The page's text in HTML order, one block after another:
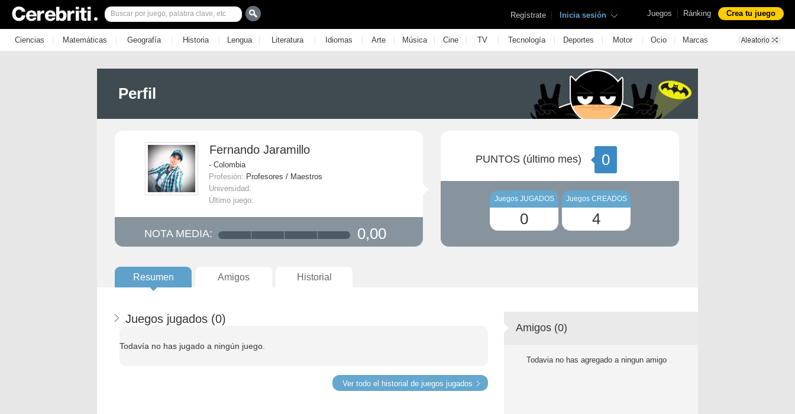
Juegos | Ránking Crea tu juego
Regístrate | Inicia sesión
Ciencias | Matemáticas | Geografía | Historia | Lengua | Literatura | Idiomas | Arte | Música | Cine | TV | Tecnología | Deportes | Motor | Ocio | Marcas
Perfil
Fernando Jaramillo
- Colombia
Profesión: Profesores / Maestros
Universidad:
Último juego:
NOTA MEDIA: 0,00
PUNTOS (último mes) 0
Juegos JUGADOS
0
Juegos CREADOS
4
Resumen Amigos Historial
Juegos jugados (0)
Todavía no has jugado a ningún juego.
Ver todo el historial de juegos jugados
Amigos (0)
Todavia no has agregado a ningun amigo